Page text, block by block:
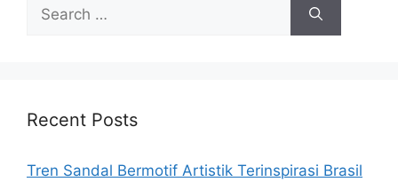
for:
Recent Posts
Tren Sandal Bermotif Artistik Terinspirasi Brasil